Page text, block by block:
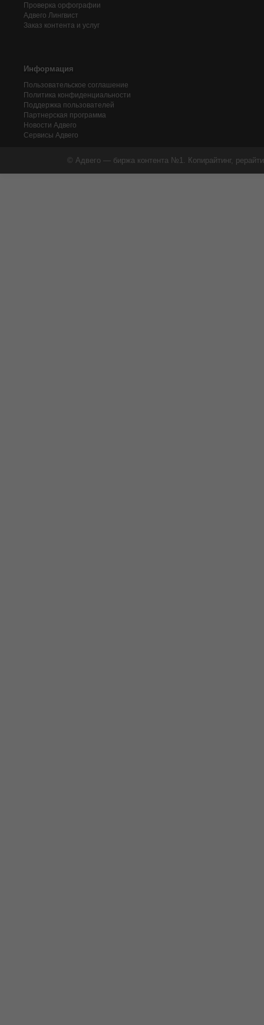
Проверка орфографии
Адвего Лингвист
Заказ контента и услуг
Информация
Пользовательское соглашение
Политика конфиденциальности
Поддержка пользователей
Партнерская программа
Новости Адвего
Сервисы Адвего
© Адвего — биржа контента №1. Копирайтинг,